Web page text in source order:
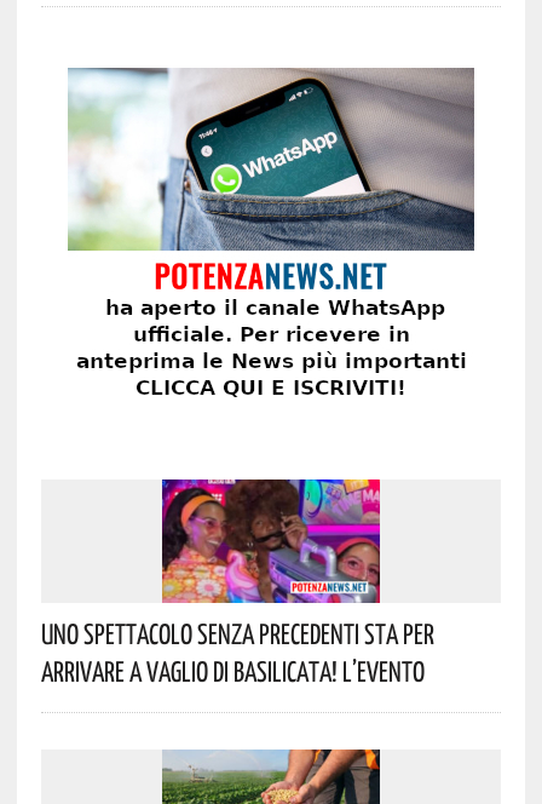
Uno Spettacolo Senza Precedenti Sta Per
Arrivare A Vaglio Di Basilicata! L’evento